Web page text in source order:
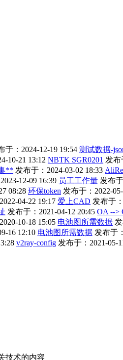
于：2024-12-19 19:54 测试数据-
10-21 13:12 NBTK SGR0201 发布
** 发布于：2024-03-02 18:33
12-09 16:39 员工工作量 发布
08:28 环保token 发布于：2022-
04-22 19:17 爱上CAD 发布于
发布于：2021-04-12 20:45 OA -->
10-18 15:05 电池图所需数据
16 12:10 电池图所需数据 发布于
v2ray-config 发布于：2021-05-
技术的内容